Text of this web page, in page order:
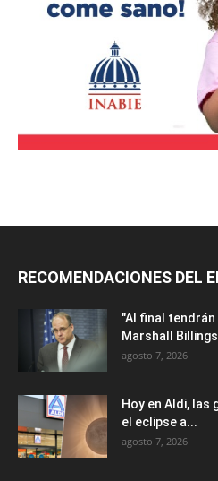
RECOMENDACIONES DEL
"Al final
Marshall
agosto 7, 2026
Hoy en Aldi, las
el eclipse a...
agosto 7, 2026